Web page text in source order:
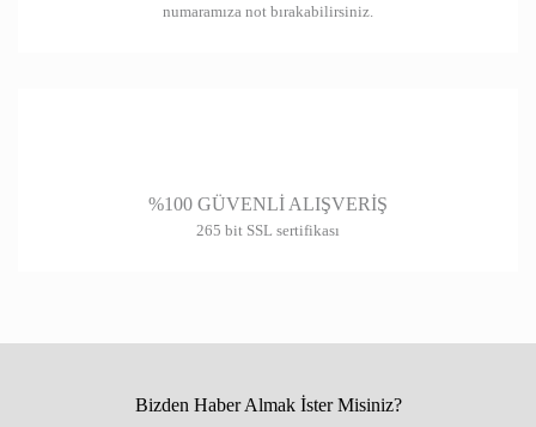
numaramıza not bırakabilirsiniz.
%100 GÜVENLİ ALIŞVERİŞ
265 bit SSL sertifikası
Bizden Haber Almak İster Misiniz?